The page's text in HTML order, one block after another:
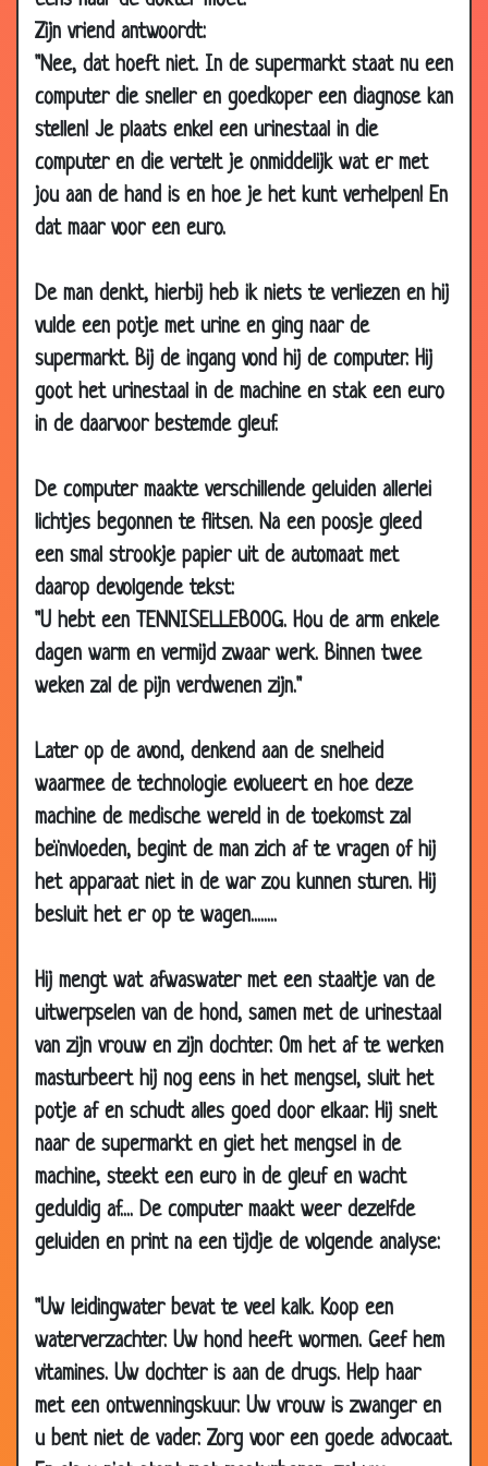
Zijn vriend antwoordt:
"Nee, dat hoeft niet. In de supermarkt staat nu een
computer die sneller en goedkoper een diagnose kan
stellen! Je plaats enkel een urinestaal in die
computer en die vertelt je onmiddelijk wat er met
jou aan de hand is en hoe je het kunt verhelpen! En
dat maar voor een euro.
De man denkt, hierbij heb ik niets te verliezen en hij
vulde een potje met urine en ging naar de
supermarkt. Bij de ingang vond hij de computer. Hij
goot het urinestaal in de machine en stak een euro
in de daarvoor bestemde gleuf.
De computer maakte verschillende geluiden allerlei
lichtjes begonnen te flitsen. Na een poosje gleed
een smal strookje papier uit de automaat met
daarop devolgende tekst:
"U hebt een TENNISELLEBOOG. Hou de arm enkele
dagen warm en vermijd zwaar werk. Binnen twee
weken zal de pijn verdwenen zijn."
Later op de avond, denkend aan de snelheid
waarmee de technologie evolueert en hoe deze
machine de medische wereld in de toekomst zal
beïnvloeden, begint de man zich af te vragen of hij
het apparaat niet in de war zou kunnen sturen. Hij
besluit het er op te wagen........
Hij mengt wat afwaswater met een staaltje van de
uitwerpselen van de hond, samen met de urinestaal
van zijn vrouw en zijn dochter. Om het af te werken
masturbeert hij nog eens in het mengsel, sluit het
potje af en schudt alles goed door elkaar. Hij snelt
naar de supermarkt en giet het mengsel in de
machine, steekt een euro in de gleuf en wacht
geduldig af.... De computer maakt weer dezelfde
geluiden en print na een tijdje de volgende analyse:
"Uw leidingwater bevat te veel kalk. Koop een
waterverzachter. Uw hond heeft wormen. Geef hem
vitamines. Uw dochter is aan de drugs. Help haar
met een ontwenningskuur. Uw vrouw is zwanger en
u bent niet de vader. Zorg voor een goede advocaat.
2018
12 May
Eerste schooldag 2.99
30 Apr
Team Red Bull
09 Mar
Robot? 2.85
02 Apr
2016
01 Jul
2014
Vriendjespolitiek 3.30
09 Feb
Koekje van eigen deeg
25 Oct
2013
Wat apen ons kunnen leren 3.11
21 Jun
2013
Gigantische klokken
25 Jan
2013
Twee sneeuwvlokken 3.20
15 Sep
Teneergeslagen belastingbetaler
14 Aug
2012
Griekenland
20 Jul
2012
Hoezo, ouderen zijn niets waard?
11 Aug
2010
En daarom zitten wij in een crisis 3.38
2010
04 Dec
Engels in de praktijk 3.44
05 Jul
2009
Michael Jackson, R.I.P. 2.75
10 Feb
Het nieuwe CAO
25 Nov
2008
Niemand
10 Mar
Verzekerings verklaringen
2007
De servicedesk
2007
Afvallen
13 Dec
Het verschil 3.49